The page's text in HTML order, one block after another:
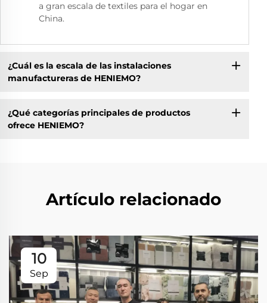
a gran escala de textiles para el hogar en
China.
¿Cuál es la escala de las instalaciones
manufactureras de HENIEMO?
¿Qué categorías principales de productos
ofrece HENIEMO?
Artículo relacionado
10
Sep